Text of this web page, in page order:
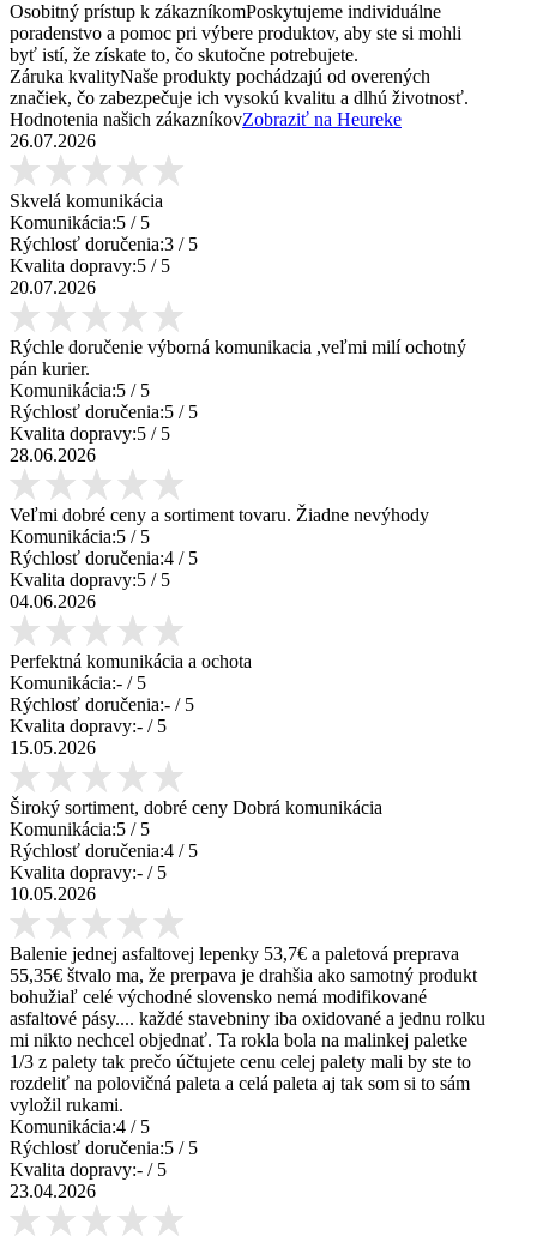
Osobitný prístup k zákazníkomPoskytujeme individuálne
poradenstvo a pomoc pri výbere produktov, aby ste si mohli
byť istí, že získate to, čo skutočne potrebujete.
Záruka kvalityNaše produkty pochádzajú od overených
značiek, čo zabezpečuje ich vysokú kvalitu a dlhú životnosť.
Hodnotenia našich zákazníkovZobraziť na Heureke
26.07.2026
Skvelá komunikácia
Komunikácia:5 / 5
Rýchlosť doručenia:3 / 5
Kvalita dopravy:5 / 5
20.07.2026
Rýchle doručenie výborná komunikacia ,veľmi milí ochotný
pán kurier.
Komunikácia:5 / 5
Rýchlosť doručenia:5 / 5
Kvalita dopravy:5 / 5
28.06.2026
Veľmi dobré ceny a sortiment tovaru. Žiadne nevýhody
Komunikácia:5 / 5
Rýchlosť doručenia:4 / 5
Kvalita dopravy:5 / 5
04.06.2026
Perfektná komunikácia a ochota
Komunikácia:- / 5
Rýchlosť doručenia:- / 5
Kvalita dopravy:- / 5
15.05.2026
Široký sortiment, dobré ceny Dobrá komunikácia
Komunikácia:5 / 5
Rýchlosť doručenia:4 / 5
Kvalita dopravy:- / 5
10.05.2026
Balenie jednej asfaltovej lepenky 53,7€ a paletová preprava
55,35€ štvalo ma, že prerpava je drahšia ako samotný produkt
bohužiaľ celé východné slovensko nemá modifikované
asfaltové pásy.... každé stavebniny iba oxidované a jednu rolku
mi nikto nechcel objednať. Ta rokla bola na malinkej paletke
1/3 z palety tak prečo účtujete cenu celej palety mali by ste to
rozdeliť na polovičná paleta a celá paleta aj tak som si to sám
vyložil rukami.
Komunikácia:4 / 5
Rýchlosť doručenia:5 / 5
Kvalita dopravy:- / 5
23.04.2026